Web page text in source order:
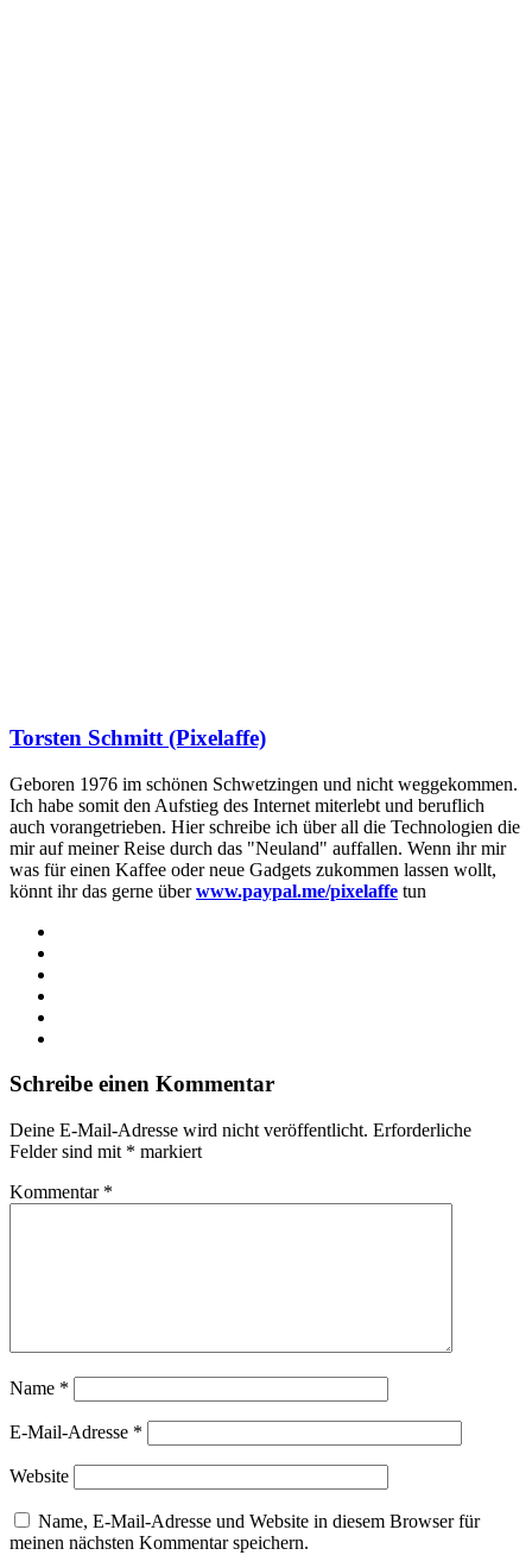
Torsten Schmitt (Pixelaffe)
Geboren 1976 im schönen Schwetzingen und nicht weggekommen.
Ich habe somit den Aufstieg des Internet miterlebt und beruflich
auch vorangetrieben. Hier schreibe ich über all die Technologien die
mir auf meiner Reise durch das "Neuland" auffallen. Wenn ihr mir
was für einen Kaffee oder neue Gadgets zukommen lassen wollt,
könnt ihr das gerne überwww.paypal.me/pixelaffe tun
Schreibe einen Kommentar
Deine E-Mail-Adresse wird nicht veröffentlicht. Erforderliche
Felder sind mit * markiert
Kommentar *
Name *
E-Mail-Adresse *
Website
Name, E-Mail-Adresse und Website in diesem Browser für
meinen nächsten Kommentar speichern.